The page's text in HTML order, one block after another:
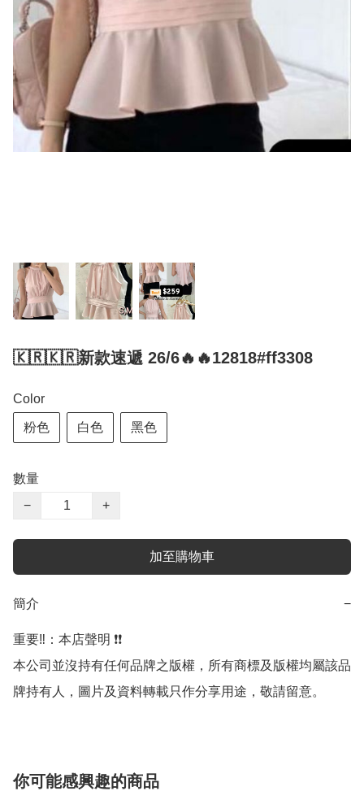
🇰🇷🇰🇷新款速遞 26/6🔥🔥12818#ff3308
Color
粉色 白色 黑色
數量
−
+
加至購物車
簡介 −
重要‼️：本店聲明 ❗️❗️
本公司並沒持有任何品牌之版權，所有商標及版權均屬該品
牌持有人，圖片及資料轉載只作分享用途，敬請留意。
你可能感興趣的商品